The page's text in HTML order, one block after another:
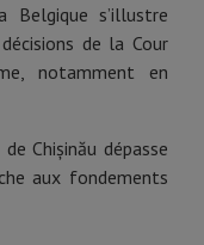
Belgique s’illustre
de la Cour
notamment en
Chișinău dépasse
aux fondements